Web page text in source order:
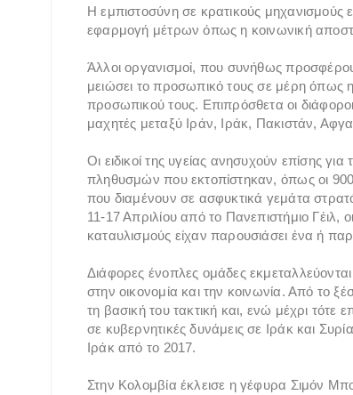
Η εμπιστοσύνη σε κρατικούς μηχανισμούς
εφαρμογή μέτρων όπως η κοινωνική
Άλλοι οργανισμοί, που συνήθως
μειώσει το προσωπικό τους σε μέρη όπως η
προσωπικού τους. Επιπρόσθετα οι
μαχητές μεταξύ Ιράν, Ιράκ, Πακιστάν,
Οι ειδικοί της υγείας ανησυχούν επίσης
πληθυσμών που εκτοπίστηκαν, όπως οι
που διαμένουν σε ασφυκτικά γεμάτα
11-17 Απριλίου από το Πανεπιστήμιο Γέιλ,
καταυλισμούς είχαν παρουσιάσει ένα ή
Διάφορες ένοπλες ομάδες
στην οικονομία και την κοινωνία. Από το
τη βασική του τακτική και, ενώ μέχρι τότε
σε κυβερνητικές δυνάμεις σε Ιράκ και
Ιράκ από το 2017.
Στην Κολομβία έκλεισε η γέφυρα Σιμόν